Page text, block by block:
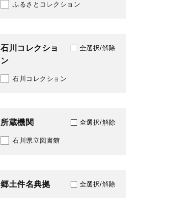
2012
2015
ふるさとコレクション
石川コレクショ
ン
全選択/解除
石川コレクション
所蔵機関 全選択/解除
石川県立図書館
郷土件名典拠 全選択/解除